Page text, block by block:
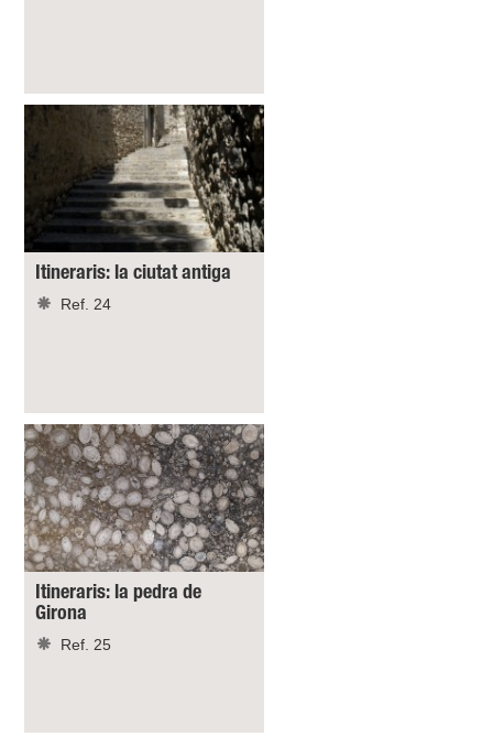
Itineraris: la ciutat antiga
Ref. 24
Itineraris: la pedra de
Girona
Ref. 25